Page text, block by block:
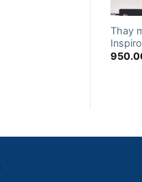
Thay